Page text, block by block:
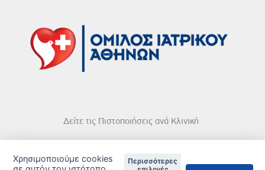
Δείτε τις Πιστοποιήσεις ανά Κλινική
Χρησιμοποιούμε cookies
Περισσότερες